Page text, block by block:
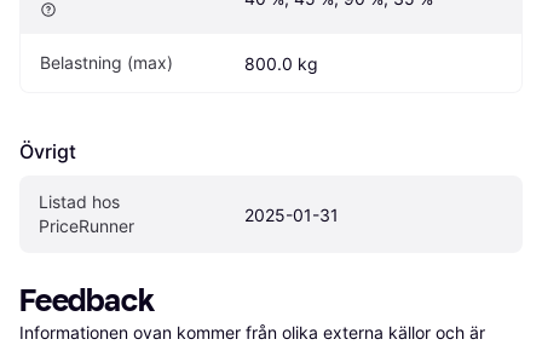
Belastning (max) 800.0 kg
Övrigt
Listad hos
PriceRunner
2025-01-31
Feedback
Informationen ovan kommer från olika externa källor och är